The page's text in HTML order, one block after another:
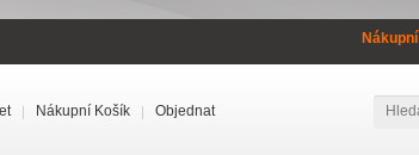
Nákupní Košík Objednat